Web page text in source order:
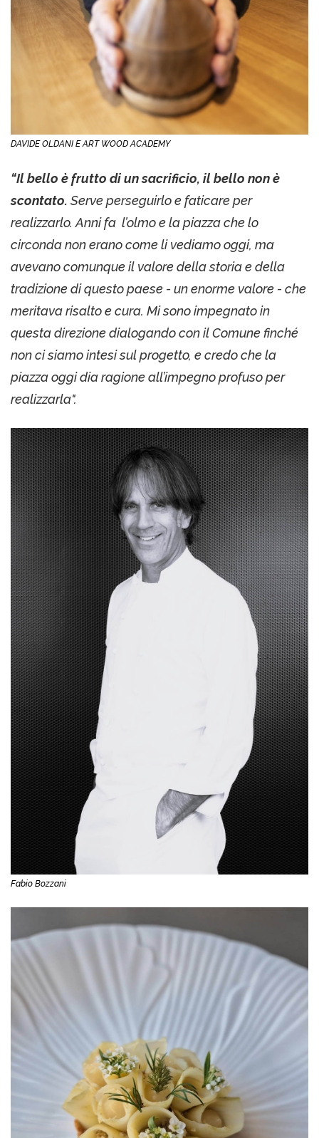
DAVIDE OLDANI E ART WOOD ACADEMY
“Il bello è frutto di un sacrificio, il bello non è
scontato. Serve perseguirlo e faticare per
realizzarlo. Anni fa l’olmo e la piazza che lo
circonda non erano come li vediamo oggi, ma
avevano comunque il valore della storia e della
tradizione di questo paese - un enorme valore - che
meritava risalto e cura. Mi sono impegnato in
questa direzione dialogando con il Comune finché
non ci siamo intesi sul progetto, e credo che la
piazza oggi dia ragione all’impegno profuso per
realizzarla".
Fabio Bozzani